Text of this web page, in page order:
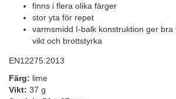
finns i flera olika färger
stor yta för repet
varmsmidd I-balk konstruktion ger bra
vikt och brottstyrka
EN12275:2013
Färg: lime
Vikt: 37 g